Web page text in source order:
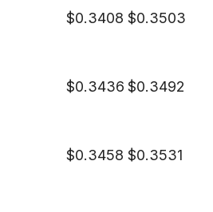
$0.3408 $0.3503
$0.3436 $0.3492
$0.3458 $0.3531